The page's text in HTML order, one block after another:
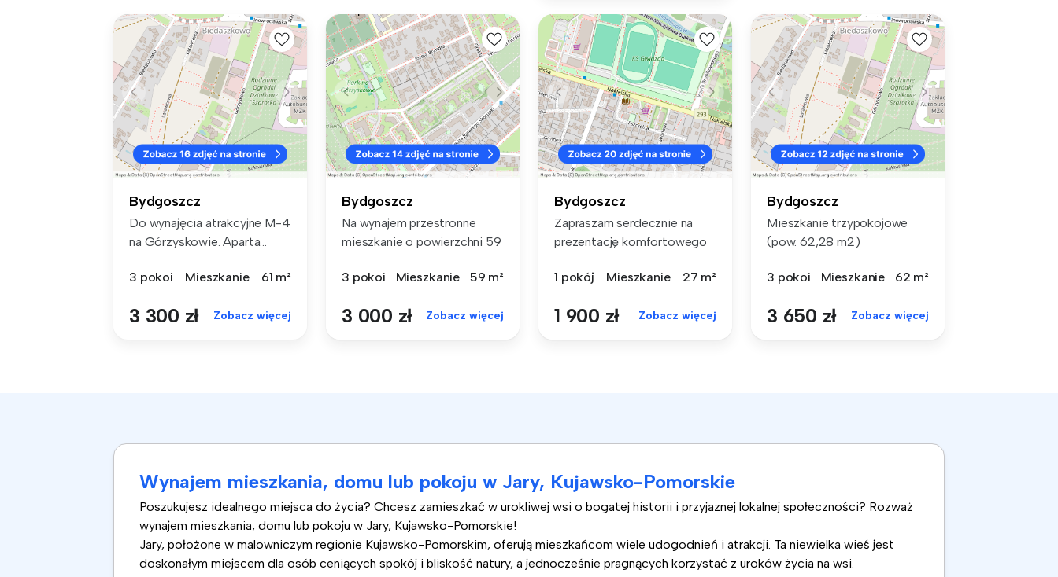
Bydgoszcz
Do wynajęcia atrakcyjne M-4
na Górzyskowie. Aparta...
3 pokoi Mieszkanie 61 m²
3 300 zł Zobacz więcej
Bydgoszcz
Na wynajem przestronne
mieszkanie o powierzchni 59
3 pokoi
Mieszkanie 59 m²
3 000 zł Zobacz więcej
Bydgoszcz
Zapraszam serdecznie na
prezentację komfortowego
1 pokój
Mieszkanie 27 m²
1 900 zł Zobacz więcej
Bydgoszcz
Mieszkanie trzypokojowe
(pow. 62,28 m2)
3 pokoi
Mieszkanie 62 m²
3 650 zł Zobacz więcej
Wynajem mieszkania, domu lub pokoju w Jary, Kujawsko-Pomorskie
Poszukujesz idealnego miejsca do życia? Chcesz zamieszkać w urokliwej wsi o bogatej historii i przyjaznej lokalnej społeczności? Rozważ
wynajem mieszkania, domu lub pokoju w Jary, Kujawsko-Pomorskie!
Jary, położone w malowniczym regionie Kujawsko-Pomorskim, oferują mieszkańcom wiele udogodnień i atrakcji. Ta niewielka wieś jest
doskonałym miejscem dla osób ceniących spokój i bliskość natury, a jednocześnie pragnących korzystać z uroków życia na wsi.